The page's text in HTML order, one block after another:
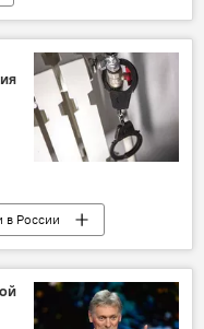
Энергетика
в России
Россия